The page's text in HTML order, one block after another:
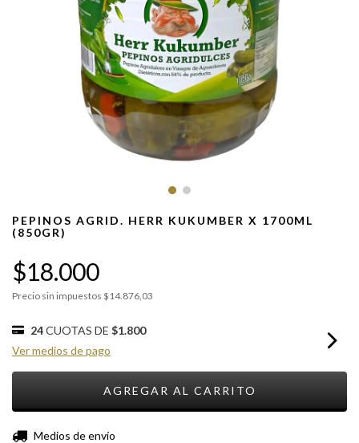
PEPINOS AGRID. HERR KUKUMBER X 1700ML
(850GR)
$18.000
Precio sin impuestos $14.876,03
24CUOTAS DE $1.800
Ver medios de pago
Entregas para el CP:
Medios de envío